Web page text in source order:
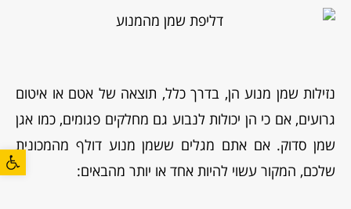
פתח
נזילות שמן מנוע הן, בדרך כלל, תוצאה של אטם או איטום
גרועים, אם כי הן יכולות לנבוע גם מחלקים פגומים, כמו אגן
שמן סדוק. אם אתם מגלים ששמן מנוע דולף מהמכונית
שלכם, המקור עשוי להיות אחד או יותר מהבאים: